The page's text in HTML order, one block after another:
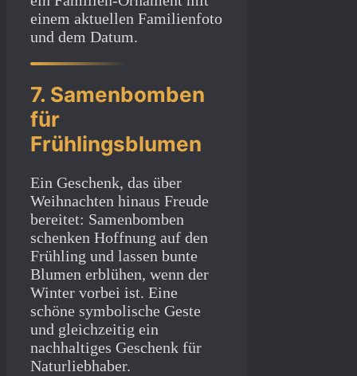
einem aktuellen Familienfoto
und dem Datum.
7. Samenbomben
für
Frühlingsblumen
Ein Geschenk, das über
Weihnachten hinaus Freude
bereitet: Samenbomben
schenken Hoffnung auf den
Frühling und lassen bunte
Blumen erblühen, wenn der
Winter vorbei ist. Eine
schöne symbolische Geste
und gleichzeitig ein
nachhaltiges Geschenk für
Naturliebhaber.